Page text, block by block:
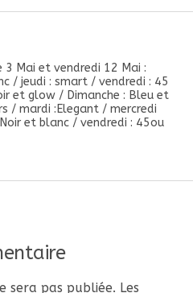
3 Mai et vendredi 12 Mai :
/ jeudi : smart / vendredi : 45
et glow / Dimanche : Bleu et
/ mardi :Elegant / mercredi
et blanc / vendredi : 45ou
sera pas publiée. Les